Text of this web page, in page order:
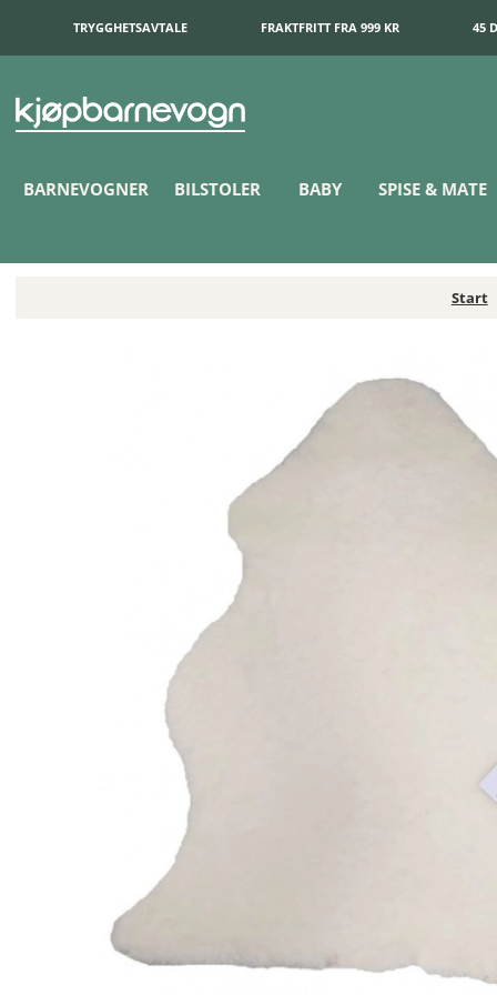
TRYGGHETSAVTALE FRAKTFRITT FRA 999 KR 45
BARNEVOGNER BILSTOLER BABY SPISE & MATE
Start